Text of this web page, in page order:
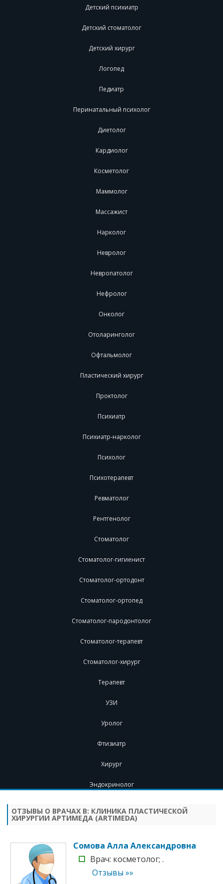
Детский психиатр
Детский стоматолог
Детский хирург
Логопед
Педиатр
Перинатальный психолог
Диетолог
Кардиолог
Косметолог
Маммолог
Массажист
Нарколог
Невролог
Невропатолог
Нефролог
Онколог
Отоларинголог
Офтальмолог
Пластический хирург
Проктолог
Психиатр
Психиатр-нарколог
Психолог
Психотерапевт
Ревматолог
Рентгенолог
Стоматолог
Стоматолог-гигиенист
Стоматолог-ортодонт
Стоматолог-ортопед
Стоматолог-пародонтолог
Стоматолог-терапевт
Стоматолог-хирург
Терапевт
УЗИ
Уролог
Фтизиатр
Хирург
Эндокринолог
Перейти
содержимому
ОТЗЫВЫ О ВРАЧАХ В: КЛИНИКА ПЛАСТИЧЕСКОЙ
ХИРУРГИИ АРТИМЕДА (ARTIMEDA)
Сомова Алла Александровна
☐ Врач: косметолог; .
Отзывы »»